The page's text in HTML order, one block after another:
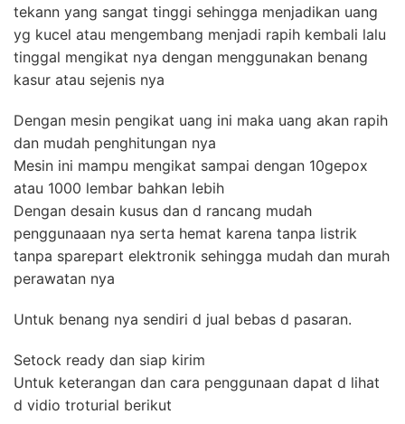
tekann yang sangat tinggi sehingga menjadikan uang
yg kucel atau mengembang menjadi rapih kembali lalu
tinggal mengikat nya dengan menggunakan benang
kasur atau sejenis nya
Dengan mesin pengikat uang ini maka uang akan rapih
dan mudah penghitungan nya
Mesin ini mampu mengikat sampai dengan 10gepox
atau 1000 lembar bahkan lebih
Dengan desain kusus dan d rancang mudah
penggunaaan nya serta hemat karena tanpa listrik
tanpa sparepart elektronik sehingga mudah dan murah
perawatan nya
Untuk benang nya sendiri d jual bebas d pasaran.
Setock ready dan siap kirim
Untuk keterangan dan cara penggunaan dapat d lihat
d vidio troturial berikut